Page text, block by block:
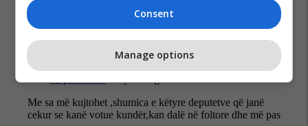
Consent
Manage options